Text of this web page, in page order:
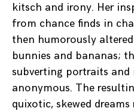
kitsch and irony. Her
from chance finds in
then humorously
bunnies and bananas;
subverting portraits
anonymous. The
quixotic, skewed dreams